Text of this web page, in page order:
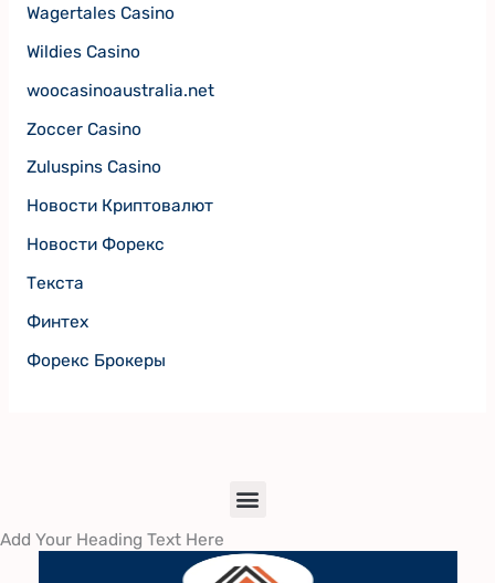
Wagertales Casino
Wildies Casino
woocasinoaustralia.net
Zoccer Casino
Zuluspins Casino
Новости Криптовалют
Новости Форекс
Текста
Финтех
Форекс Брокеры
Menu
Add Your Heading Text Here